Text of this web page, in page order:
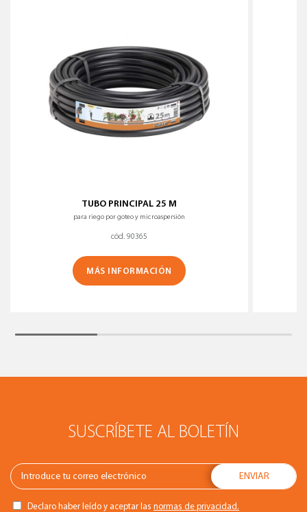
TUBO PRINCIPAL 25 M
para riego por goteo y microaspersión
cód. 90365
MÁS INFORMACIÓN
SUSCRÍBETE AL BOLETÍN
Declaro haber leído y aceptar las normas de privacidad.